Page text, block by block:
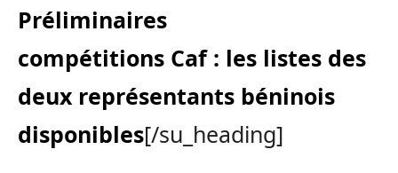
Préliminaires
compétitions Caf : les listes des
deux représentants béninois
disponibles[/su_heading]